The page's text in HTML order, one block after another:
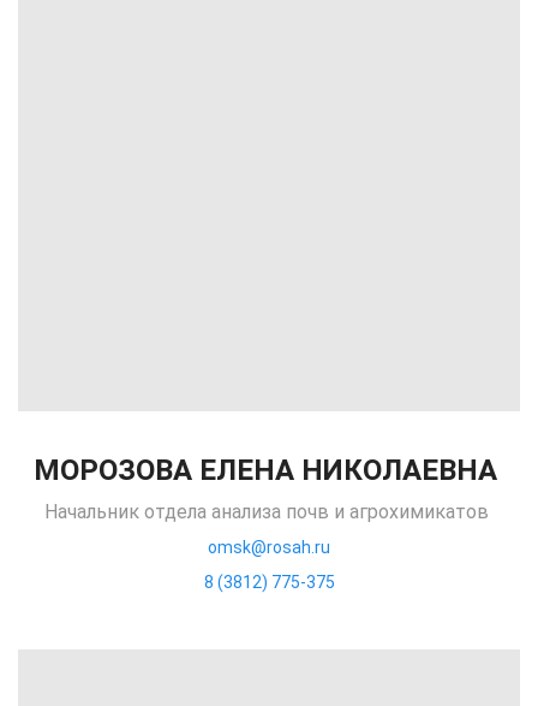
МОРОЗОВА ЕЛЕНА НИКОЛАЕВНА
Начальник отдела анализа почв и агрохимикатов
omsk@rosah.ru
8 (3812) 775-375